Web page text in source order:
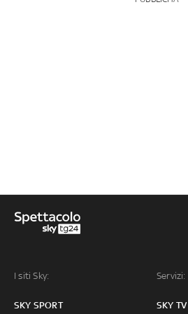
I siti Sky:
SKY SPORT
Servizi:
SKY TV